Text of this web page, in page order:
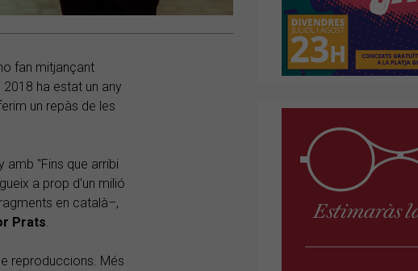
fan mitjançant
ha estat un any
un repàs de les
amb "Fins que arribi
a prop d'un milió
en català–,
Prats.
reproduccions. Més